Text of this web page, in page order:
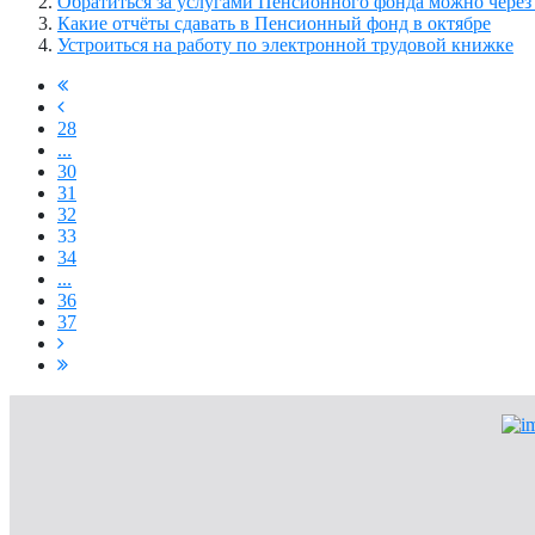
Какие отчёты сдавать в Пенсионный фонд в октябре
Устроиться на работу по электронной трудовой книжке
28
...
30
31
32
33
34
...
36
37